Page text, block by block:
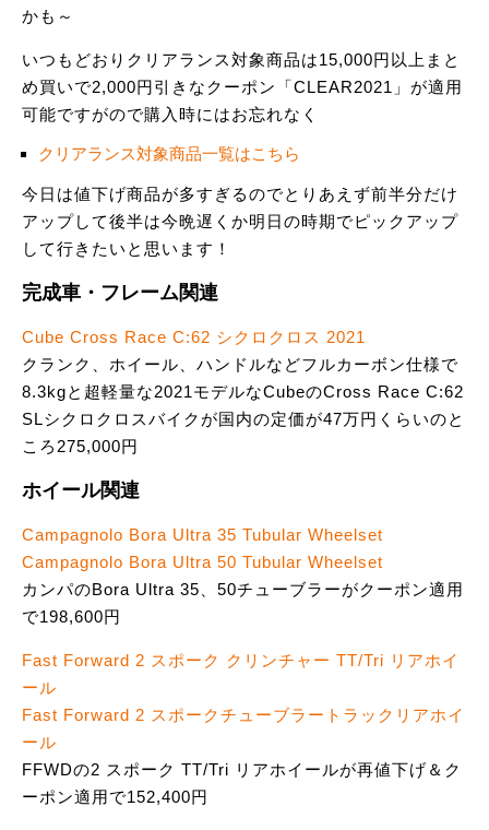
かも～
いつもどおりクリアランス対象商品は15,000円以上まと
め買いで2,000円引きなクーポン「CLEAR2021」が適用
可能ですがので購入時にはお忘れなく
クリアランス対象商品一覧はこちら
今日は値下げ商品が多すぎるのでとりあえず前半分だけ
アップして後半は今晩遅くか明日の時期でピックアップ
して行きたいと思います！
完成車・フレーム関連
Cube Cross Race C:62 シクロクロス 2021
クランク、ホイール、ハンドルなどフルカーボン仕様で
8.3kgと超軽量な2021モデルなCubeのCross Race C:62
SLシクロクロスバイクが国内の定価が47万円くらいのと
ころ275,000円
ホイール関連
Campagnolo Bora Ultra 35 Tubular Wheelset
Campagnolo Bora Ultra 50 Tubular Wheelset
カンパのBora Ultra 35、50チューブラーがクーポン適用
で198,600円
Fast Forward 2 スポーク クリンチャー TT/Tri リアホイ
ール
Fast Forward 2 スポークチューブラートラックリアホイ
ール
FFWDの2 スポーク TT/Tri リアホイールが再値下げ＆ク
ーポン適用で152,400円